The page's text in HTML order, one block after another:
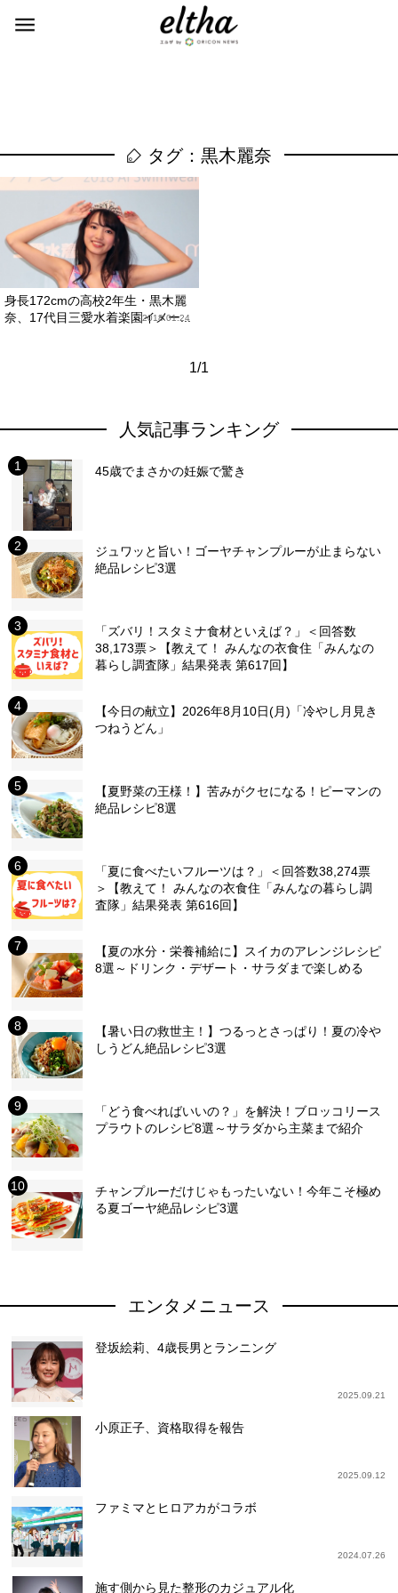
タグ：黒木麗奈
身長172cmの高校2年生・黒木麗
奈、17代目三愛水着楽園イメー...
2018.01.24
1/1
人気記事ランキング
45歳でまさかの妊娠で驚き
ジュワッと旨い！ゴーヤチャンプルーが止まらない
絶品レシピ3選
「ズバリ！スタミナ食材といえば？」＜回答数
38,173票＞【教えて！ みんなの衣食住「みんなの
暮らし調査隊」結果発表 第617回】
【今日の献立】2026年8月10日(月)「冷やし月見き
つねうどん」
【夏野菜の王様！】苦みがクセになる！ピーマンの
絶品レシピ8選
「夏に食べたいフルーツは？」＜回答数38,274票
＞【教えて！ みんなの衣食住「みんなの暮らし調
査隊」結果発表 第616回】
【夏の水分・栄養補給に】スイカのアレンジレシピ
8選～ドリンク・デザート・サラダまで楽しめる
【暑い日の救世主！】つるっとさっぱり！夏の冷や
しうどん絶品レシピ3選
「どう食べればいいの？」を解決！ブロッコリース
プラウトのレシピ8選～サラダから主菜まで紹介
チャンプルーだけじゃもったいない！今年こそ極め
る夏ゴーヤ絶品レシピ3選
エンタメニュース
登坂絵莉、4歳長男とランニング
2025.09.21
小原正子、資格取得を報告
2025.09.12
ファミマとヒロアカがコラボ
2024.07.26
施す側から見た整形のカジュアル化